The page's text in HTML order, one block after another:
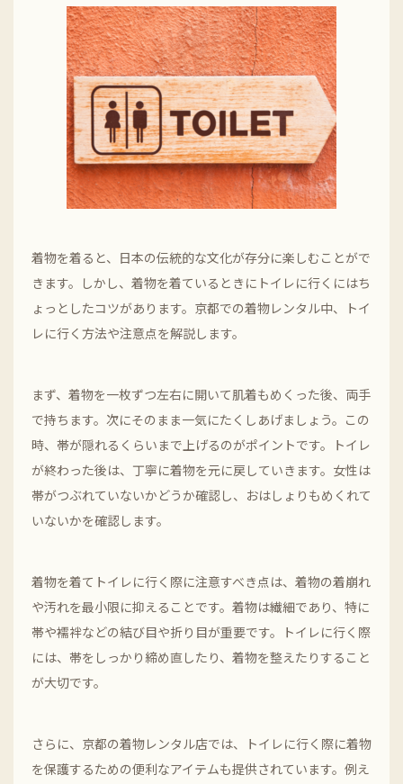
着物を着ると、日本の伝統的な文化が存分に楽しむことがで
きます。しかし、着物を着ているときにトイレに行くにはち
ょっとしたコツがあります。京都での着物レンタル中、トイ
レに行く方法や注意点を解説します。
まず、着物を一枚ずつ左右に開いて肌着もめくった後、両手
で持ちます。次にそのまま一気にたくしあげましょう。この
時、帯が隠れるくらいまで上げるのがポイントです。トイレ
が終わった後は、丁寧に着物を元に戻していきます。女性は
帯がつぶれていないかどうか確認し、おはしょりもめくれて
いないかを確認します。
着物を着てトイレに行く際に注意すべき点は、着物の着崩れ
や汚れを最小限に抑えることです。着物は繊細であり、特に
帯や襦袢などの結び目や折り目が重要です。トイレに行く際
には、帯をしっかり締め直したり、着物を整えたりすること
が大切です。
さらに、京都の着物レンタル店では、トイレに行く際に着物
を保護するための便利なアイテムも提供されています。例え